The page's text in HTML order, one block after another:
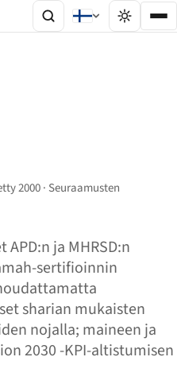
2000 · Seuraamusten
ja MHRSD:n
sertifioinnin
sharian mukaisten
nojalla; maineen ja
2030 -KPI-altistumisen